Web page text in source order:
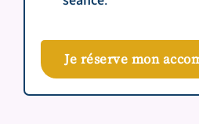
Je réserve mon